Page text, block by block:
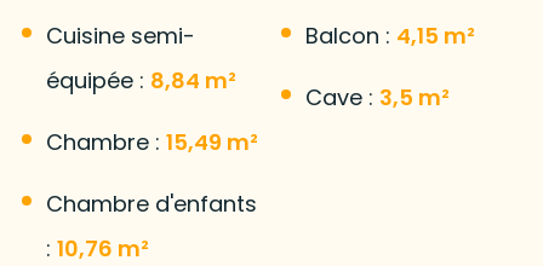
Cuisine semi-
équipée : 8,84 m²
Chambre : 15,49 m²
Chambre d'enfants
: 10,76 m²
Balcon : 4,15 m²
Cave : 3,5 m²